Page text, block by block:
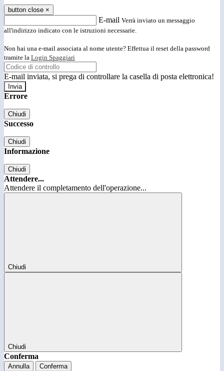
button close ×
E-mail Verrà inviato un messaggio
all'indirizzo indicato con le istruzioni necessarie.
Non hai una e-mail associata al nome utente? Effettua il reset della password
tramite la Login Spaggiari
E-mail inviata, si prega di controllare la casella di posta elettronica!
Errore
Chiudi
Successo
Chiudi
Informazione
Chiudi
Attendere...
Attendere il completamento dell'operazione...
Chiudi
Chiudi
Conferma
Annulla Conferma